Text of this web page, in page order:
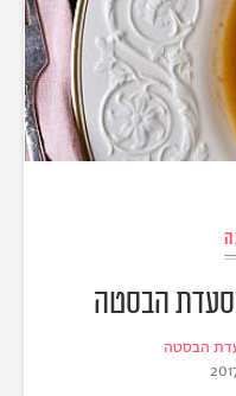
הבסטה
הבסטה